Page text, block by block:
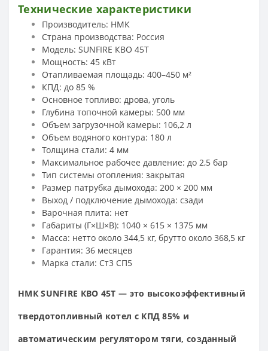
Технические характеристики
Производитель: НМК
Страна производства: Россия
Модель: SUNFIRE КВО 45Т
Мощность: 45 кВт
Отапливаемая площадь: 400–450 м²
КПД: до 85 %
Основное топливо: дрова, уголь
Глубина топочной камеры: 500 мм
Объем загрузочной камеры: 106,2 л
Объем водяного контура: 180 л
Толщина стали: 4 мм
Максимальное рабочее давление: до 2,5 бар
Тип системы отопления: закрытая
Размер патрубка дымохода: 200 × 200 мм
Выход / подключение дымохода: сзади
Варочная плита: нет
Габариты (Г×Ш×В): 1040 × 615 × 1375 мм
Масса: нетто около 344,5 кг, брутто около 368,5 кг
Гарантия: 36 месяцев
Марка стали: Ст3 СП5
НМК SUNFIRE КВО 45Т — это высокоэффективный
твердотопливный котел с КПД 85% и
автоматическим регулятором тяги, созданный